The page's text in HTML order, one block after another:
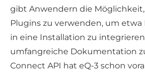
gibt Anwendern die
Plugins zu verwenden, um
in eine Installation zu
umfangreiche Dokumentation
Connect API hat eQ-3 schon